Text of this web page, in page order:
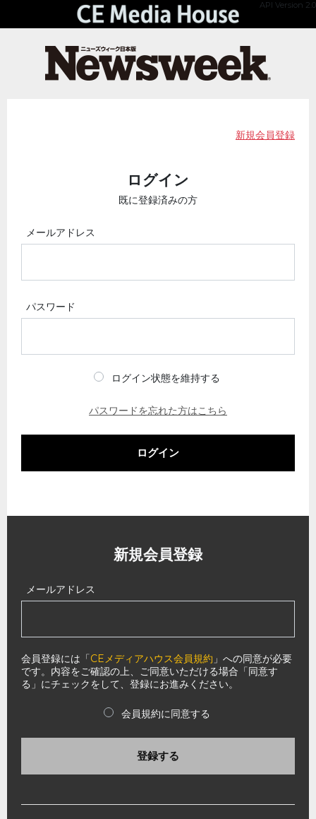
API Version 2.0
新規会員登録
ログイン
既に登録済みの方
メールアドレス
パスワード
ログイン状態を維持する
パスワードを忘れた方はこちら
ログイン
新規会員登録
メールアドレス
会員登録には「CEメディアハウス会員規約 」への同意が必要
です。内容をご確認の上、ご同意いただける場合「同意す
る」にチェックをして、登録にお進みください。
会員規約に同意する
登録する